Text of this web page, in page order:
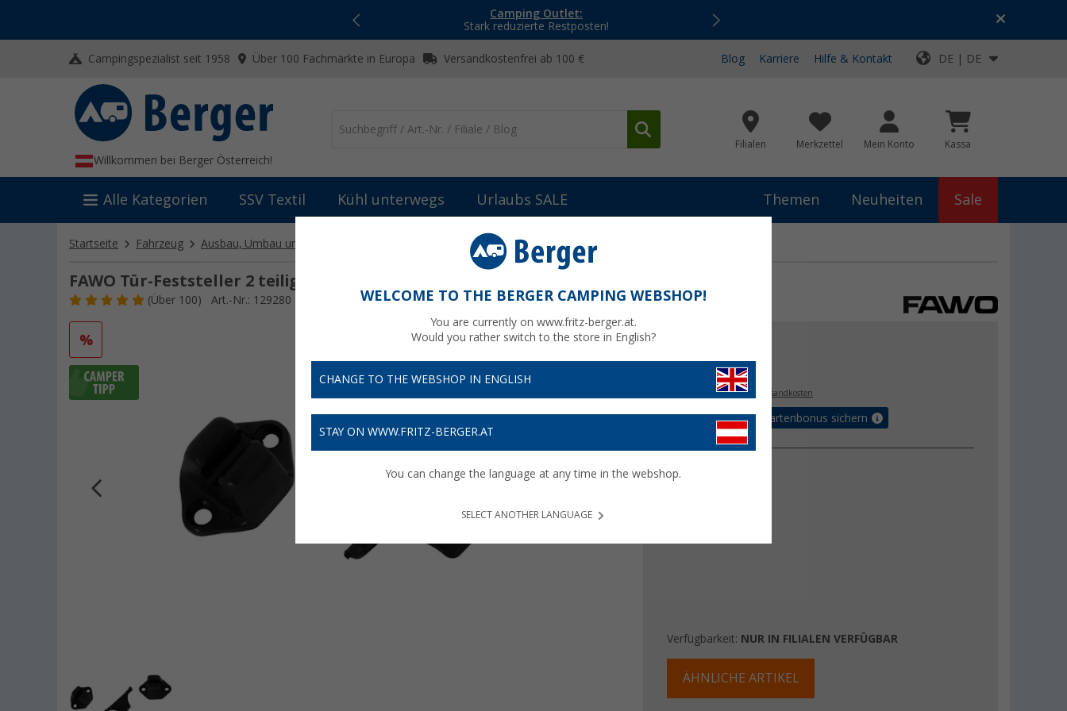
Camping Outlet:
Stark reduzierte Restposten!
Top-Deals für dein Abenteuer!
Campingspezialist seit 1958 Über 100 Fachmärkte in Europa Versandkostenfrei ab 100 € Blog Karriere Hilfe & Kontakt DE | DE
Willkommen bei Berger Österreich!
Filialen Merkzettel Mein Konto Kassa
Alle Kategorien SSV Textil Kühl unterwegs Urlaubs SALE Themen Neuheiten Sale
Startseite Fahrzeug Ausbau, Umbau und Innenausbau Scharniere, Beschläge & Möbelzubehör
FAWO Tür-Feststeller 2 teilig schwarz
(Über100) Art.-Nr.: 129280
%
2,99€
Preise inkl. MwSt.,zzgl. Versandkosten
Bis zu 5% Vorteilskartenbonus sichern
Verfügbarkeit: NUR IN FILIALEN VERFÜGBAR
ÄHNLICHE ARTIKEL
WELCOME TO THE BERGER CAMPING WEBSHOP!
You are currently on www.fritz-berger.at.
Would you rather switch to the store in English?
CHANGE TO THE WEBSHOP IN ENGLISH
STAY ON WWW.FRITZ-BERGER.AT
You can change the language at any time in the webshop.
SELECT ANOTHER LANGUAGE